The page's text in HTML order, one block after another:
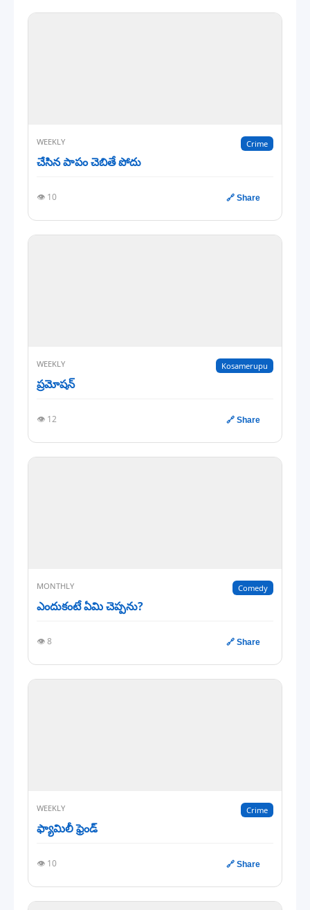
WEEKLY Crime
చేసిన పాపం చెబితే పోదు
👁️ 10 🔗 Share
WEEKLY Kosamerupu
ప్రమోషన్
👁️ 12 🔗 Share
MONTHLY Comedy
ఎందుకంటే ఏమి చెప్పను?
👁️ 8 🔗 Share
WEEKLY Crime
ఫ్యామిలీ ఫ్రెండ్
👁️ 10 🔗 Share